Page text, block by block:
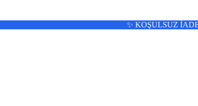
✨ KOŞULSUZ İADE 🚚